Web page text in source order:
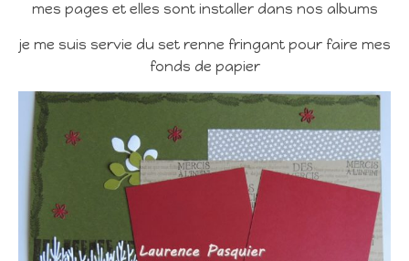
mes pages et elles sont installer dans nos albums
je me suis servie du set renne fringant pour faire mes
fonds de papier